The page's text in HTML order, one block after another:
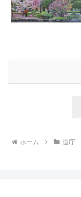
ホーム 道庁